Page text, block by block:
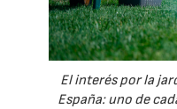
El interés por la
España: uno de